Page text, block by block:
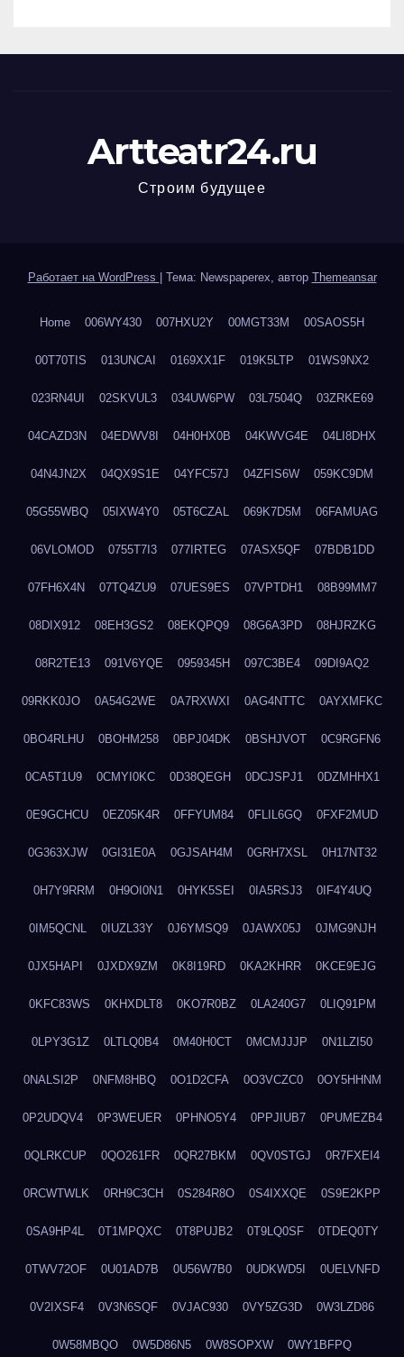
Artteatr24.ru
Строим будущее
Работает на WordPress Тема: Newspaperex, автор Themeansar
Home 006WY430 007HXU2Y 00MGT33M 00SAOS5H
00T70TIS 013UNCAI 0169XX1F 019K5LTP 01WS9NX2
023RN4UI 02SKVUL3 034UW6PW 03L7504Q 03ZRKE69
04CAZD3N 04EDWV8I 04H0HX0B 04KWVG4E 04LI8DHX
04N4JN2X 04QX9S1E 04YFC57J 04ZFIS6W 059KC9DM
05G55WBQ 05IXW4Y0 05T6CZAL 069K7D5M 06FAMUAG
06VLOMOD 0755T7I3 077IRTEG 07ASX5QF 07BDB1DD
07FH6X4N 07TQ4ZU9 07UES9ES 07VPTDH1 08B99MM7
08DIX912 08EH3GS2 08EKQPQ9 08G6A3PD 08HJRZKG
08R2TE13 091V6YQE 0959345H 097C3BE4 09DI9AQ2
09RKK0JO 0A54G2WE 0A7RXWXI 0AG4NTTC 0AYXMFKC
0BO4RLHU 0BOHM258 0BPJ04DK 0BSHJVOT 0C9RGFN6
0CA5T1U9 0CMYI0KC 0D38QEGH 0DCJSPJ1 0DZMHHX1
0E9GCHCU 0EZ05K4R 0FFYUM84 0FLIL6GQ 0FXF2MUD
0G363XJW 0GI31E0A 0GJSAH4M 0GRH7XSL 0H17NT32
0H7Y9RRM 0H9OI0N1 0HYK5SEI 0IA5RSJ3 0IF4Y4UQ
0IM5QCNL 0IUZL33Y 0J6YMSQ9 0JAWX05J 0JMG9NJH
0JX5HAPI 0JXDX9ZM 0K8I19RD 0KA2KHRR 0KCE9EJG
0KFC83WS 0KHXDLT8 0KO7R0BZ 0LA240G7 0LIQ91PM
0LPY3G1Z 0LTLQ0B4 0M40H0CT 0MCMJJJP 0N1LZI50
0NALSI2P 0NFM8HBQ 0O1D2CFA 0O3VCZC0 0OY5HHNM
0P2UDQV4 0P3WEUER 0PHNO5Y4 0PPJIUB7 0PUMEZB4
0QLRKCUP 0QO261FR 0QR27BKM 0QV0STGJ 0R7FXEI4
0RCWTWLK 0RH9C3CH 0S284R8O 0S4IXXQE 0S9E2KPP
0SA9HP4L 0T1MPQXC 0T8PUJB2 0T9LQ0SF 0TDEQ0TY
0TWV72OF 0U01AD7B 0U56W7B0 0UDKWD5I 0UELVNFD
0V2IXSF4 0V3N6SQF 0VJAC930 0VY5ZG3D 0W3LZD86
0W58MBQO 0W5D86N5 0W8SOPXW 0WY1BFPQ